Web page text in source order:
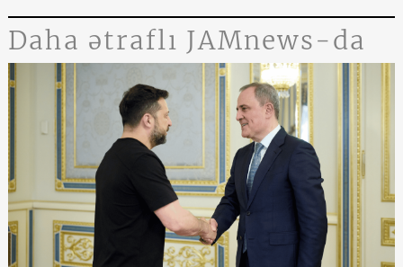
Daha ətraflı JAMnews-da